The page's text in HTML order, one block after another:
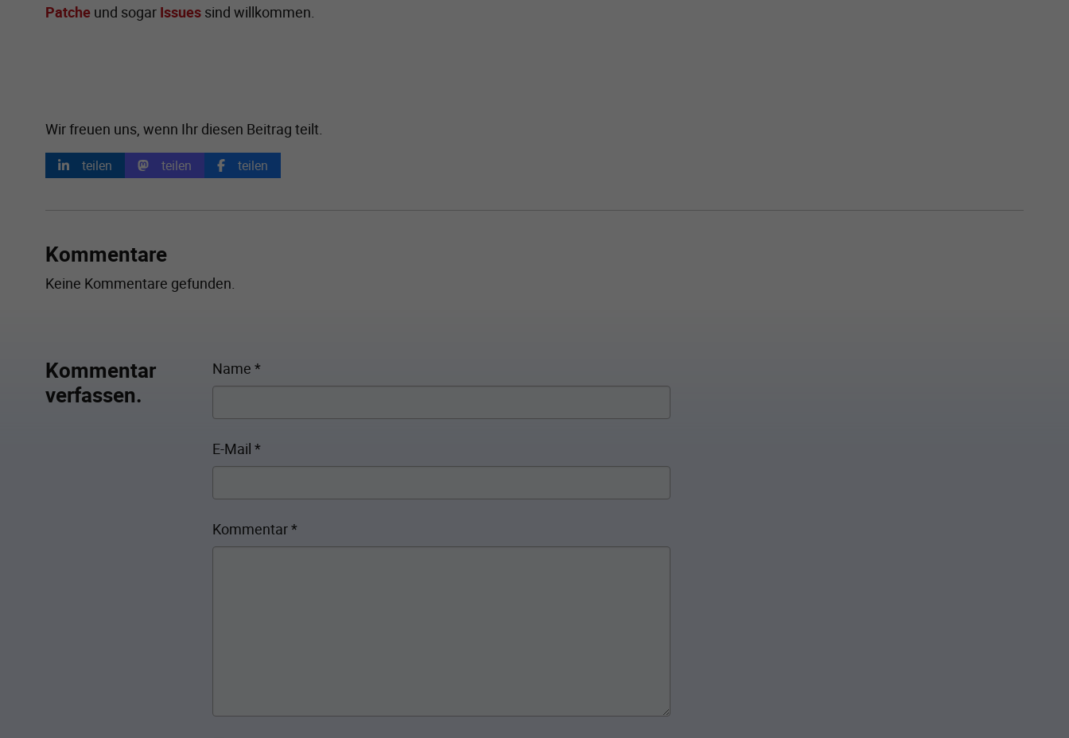
Patche und sogar Issues sind willkommen.
Wir freuen uns, wenn Ihr diesen Beitrag teilt.
teilen teilen teilen
Kommentare
Keine Kommentare gefunden.
Kommentar
verfassen.
Name *
E-Mail *
Kommentar*